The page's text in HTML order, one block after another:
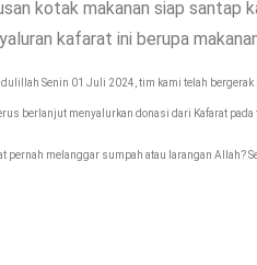
kotak makanan siap santap
kafarat ini berupa
Senin 01 Juli 2024, tim kami telah bergerak
berlanjut menyalurkan donasi dari Kafarat pada
pernah melanggar sumpah atau larangan Allah?